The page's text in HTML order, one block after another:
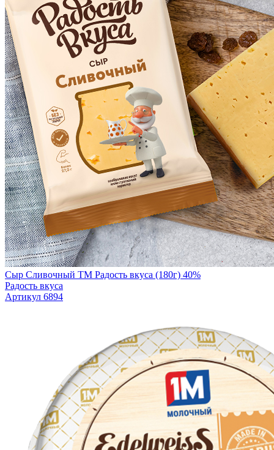
Сыр Сливочный TM Радость вкуса (180г) 40%
Радость вкуса
Артикул 6894